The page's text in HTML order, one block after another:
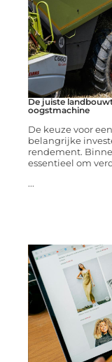
De juiste
oogstmachine
De keuze voor
belangrijke
rendement.
essentieel om
...